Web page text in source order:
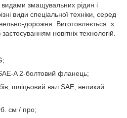
видами змащувальних рідин і
види спеціальної техніки, серед
дорожня. Виготовляється з
новітніх технологій.
A 2-болтовий фланець;
шліцьовий вал SAE, великий
см / про;